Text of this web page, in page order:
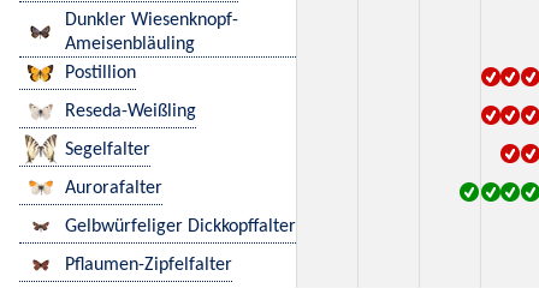
Dunkler Wiesenknopf-
Ameisenbläuling
Postillion
Reseda-Weißling
Segelfalter
Aurorafalter
Gelbwürfeliger Dickkopffalter
Pflaumen-Zipfelfalter